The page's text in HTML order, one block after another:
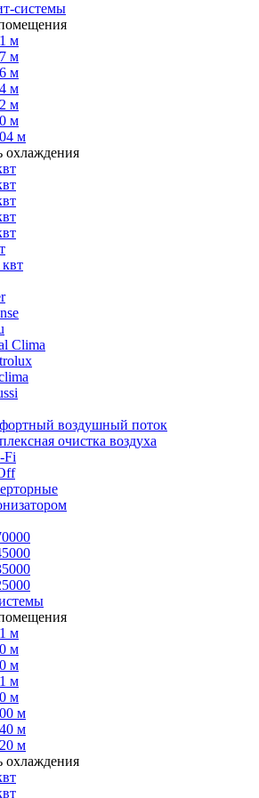
системы
м
м
м
м
м
м
м
Clima
воздушный поток
очистка воздуха
Fi
м
м
м
м
м
м
м
м